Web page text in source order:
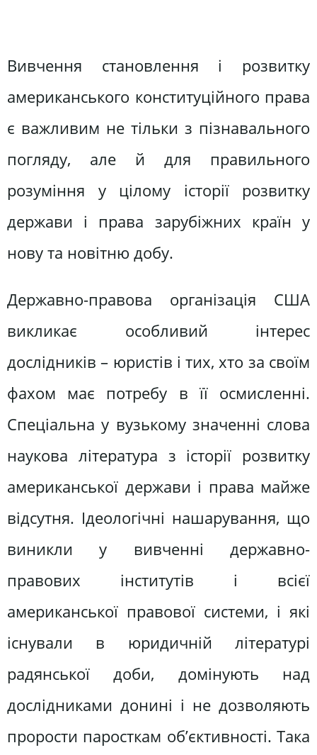
Вивчення становлення і розвитку
американського конституційного права
є важливим не тільки з пізнавального
погляду, але й для правильного
розуміння у цілому історії розвитку
держави і права зарубіжних країн у
нову та новітню добу.
Державно-правова організація США
викликає особливий інтерес
дослідників – юристів і тих, хто за своїм
фахом має потребу в її осмисленні.
Спеціальна у вузькому значенні слова
наукова література з історії розвитку
американської держави і права майже
відсутня. Ідеологічні нашарування, що
виникли у вивченні державно-
правових інститутів і всієї
американської правової системи, і які
існували в юридичній літературі
радянської доби, домінують над
дослідниками донині і не дозволяють
прорости паросткам об’єктивності. Така